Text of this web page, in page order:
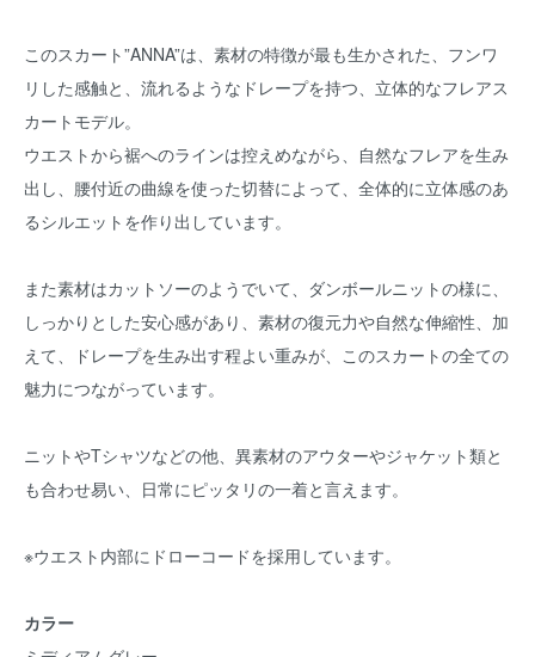
このスカート”ANNA”は、素材の特徴が最も生かされた、フンワ
リした感触と、流れるようなドレープを持つ、立体的なフレアス
カートモデル。
ウエストから裾へのラインは控えめながら、自然なフレアを生み
出し、腰付近の曲線を使った切替によって、全体的に立体感のあ
るシルエットを作り出しています。
また素材はカットソーのようでいて、ダンボールニットの様に、
しっかりとした安心感があり、素材の復元力や自然な伸縮性、加
えて、ドレープを生み出す程よい重みが、このスカートの全ての
魅力につながっています。
ニットやTシャツなどの他、異素材のアウターやジャケット類と
も合わせ易い、日常にピッタリの一着と言えます。
※ウエスト内部にドローコードを採用しています。
カラー